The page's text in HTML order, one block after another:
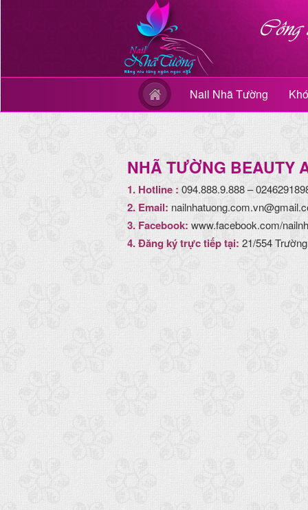
Nail Nhã Tường
NHÃ TƯỜNG BEAUTY
1. Hotline : 094.888.9.888 –
2. Email:
3. Facebook: www.facebook.com/
4. Đăng ký trực tiếp tại: 21/554